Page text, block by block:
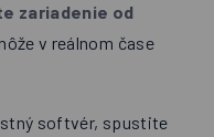
zariadenie od
v reálnom čase
softvér, spustite